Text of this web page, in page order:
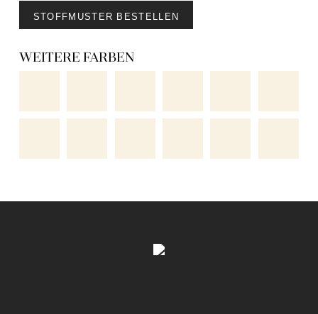
STOFFMUSTER BESTELLEN
WEITERE FARBEN